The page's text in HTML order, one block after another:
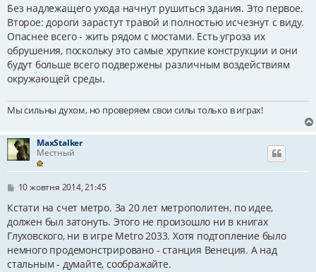
в
д
о
м
л
е
н
н
Без надлежащего ухода начнут рушиться здания. Это первое.
Второе: дороги зарастут травой и полностью исчезнут с виду.
Опаснее всего - жить рядом с мостами. Есть угроза их
обрушения, поскольку это самые хрупкие конструкции и они
будут больше всего подвержены различным воздействиям
окружающей среды.
Мы сильны духом, но проверяем свои силы только в играх!
MaxStalker
Местный
П
в
д
о
м
л
е
10 жовтня 2014, 21:45
Кстати на счет метро. За 20 лет метрополитен, по идее,
должен был затонуть. Этого не произошло ни в книгах
Глуховского, ни в игре Metro 2033. Хотя подтопление было
немного продемонстрировано - станция Венеция. А над
стальным - думайте, соображайте.